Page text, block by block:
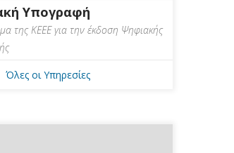
Υπογραφή
της ΚΕΕΕ για την έκδοση Ψηφιακής
Όλες οι Υπηρεσίες